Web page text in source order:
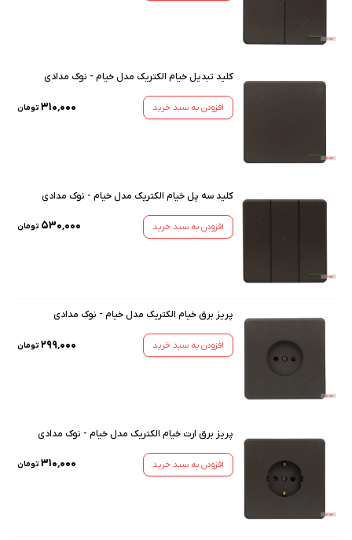
کلید تبدیل خیام الکتریک مدل خیام - نوک مدادی
افزودن به سبد خرید ۳۱۰٬۰۰۰ تومان
کلید سه پل خیام الکتریک مدل خیام - نوک مدادی
افزودن به سبد خرید ۵۳۰٬۰۰۰ تومان
پریز برق خیام الکتریک مدل خیام - نوک مدادی
افزودن به سبد خرید ۲۹۹٬۰۰۰ تومان
پریز برق ارت خیام الکتریک مدل خیام - نوک مدادی
افزودن به سبد خرید ۳۱۰٬۰۰۰ تومان